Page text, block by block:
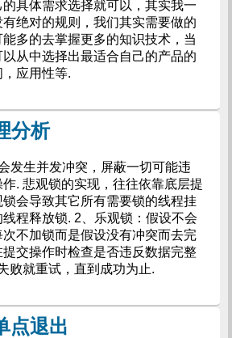
具体需求选择就可以，其实我一
绝对的规则，我们其实需要做的
多的去掌握更多的知识技术，当
从中选择出最适合自己的产品的
应用性等.
分析
发生并发冲突，屏蔽一切可能违
. 悲观锁的实现，往往依靠底层提
会导致其它所有需要锁的线程挂
程释放锁. 2、乐观锁：假设不会
不加锁而是假设没有冲突而去完
交操作时检查是否违反数据完整
败就重试，直到成功为止.
点退出